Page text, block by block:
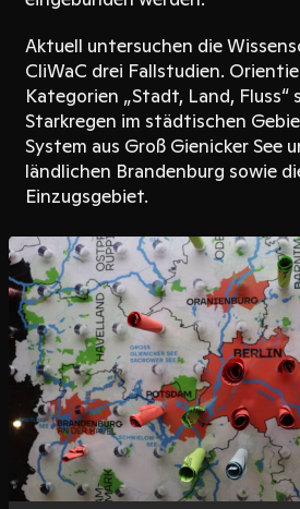
Aktuell untersuchen die
CliWaC drei Fallstudien.
Kategorien „Stadt, Land, Fluss“
Starkregen im städtischen
System aus Groß Gienicker See
ländlichen Brandenburg sowie
Einzugsgebiet.